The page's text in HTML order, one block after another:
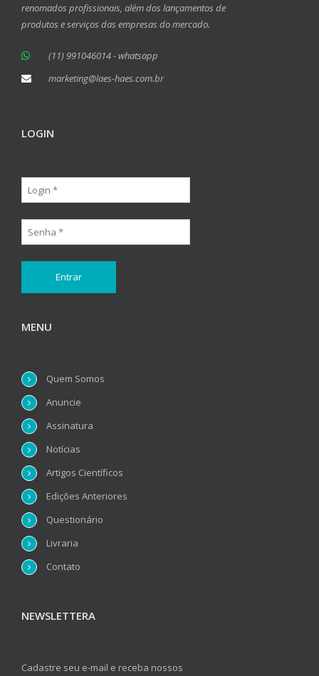
renomados profissionais, além dos lançamentos de
produtos e serviços das empresas do mercado.
(11) 991046014 - whatsapp
marketing@laes-haes.com.br
LOGIN
MENU
Quem Somos
Anuncie
Assinatura
Notícias
Artigos Científicos
Edições Anteriores
Questionário
Livraria
Contato
NEWSLETTERA
Cadastre seu e-mail e receba nossos